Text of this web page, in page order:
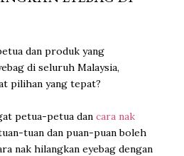
dan produk yang
di seluruh Malaysia,
pilihan yang tepat?
petua-petua dan cara nak
tuan dan puan-puan boleh
nak hilangkan eyebag dengan